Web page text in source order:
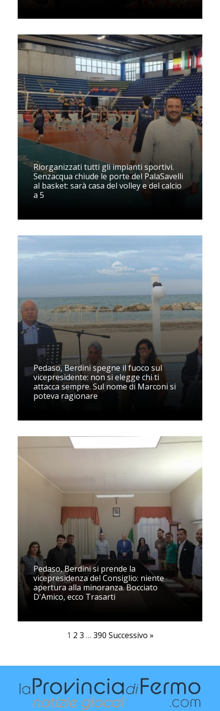
Riorganizzati tutti gli impianti sportivi.
Senzacqua chiude le porte del PalaSavelli
al basket: sarà casa del volley e del calcio
a 5
Pedaso, Berdini spegne il fuoco sul
vicepresidente: non si elegge chi ti
attacca sempre. Sul nome di Marconi si
poteva ragionare
Pedaso, Berdini si prende la
vicepresidenza del Consiglio: niente
apertura alla minoranza. Bocciato
D'Amico, ecco Trasarti
1 2 3 … 390 Successivo »